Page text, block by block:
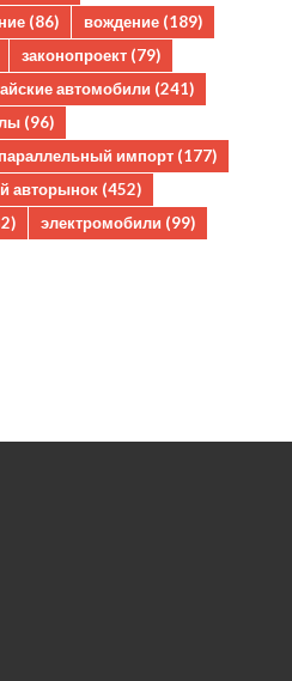
(86) вождение (189)
законопроект (79)
автомобили (241)
(96)
параллельный импорт (177)
авторынок (452)
электромобили (99)